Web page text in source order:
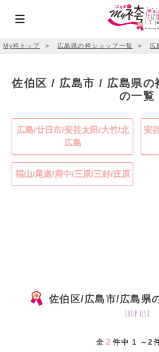
My袴トップ ＞ 広島県の袴ショップ一覧 ＞ 広
佐伯区 / 広島市 / 広島県の
の一覧
広島/廿日市/安芸太田/大竹/北
広島
安
福山/尾道/府中/三原/三好/庄原
佐伯区/広島市/広島県
shop list
全 2 件中 1 ～2